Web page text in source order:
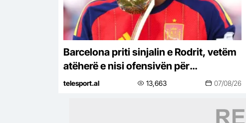
Barcelona priti sinjalin e Rodrit, vetëm
atëherë e nisi ofensivën për
mesfushorin
telesport.al 13,663 07/08/26